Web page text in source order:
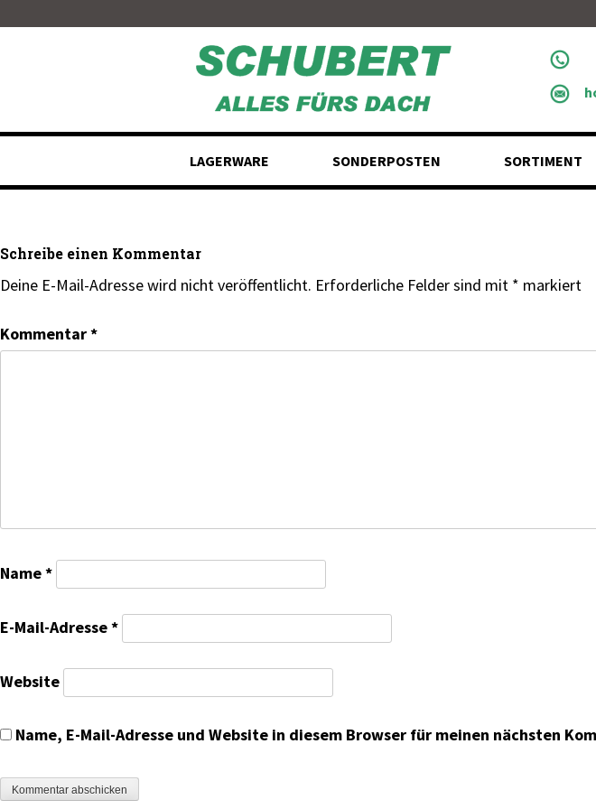
LAGERWARE SONDERPOSTEN SORTIMENT
Schreibe einen Kommentar
Deine E-Mail-Adresse wird nicht veröffentlicht. Erforderliche Felder sind mit * markiert
Kommentar*
Name*
E-Mail-Adresse*
Website
Name, E-Mail-Adresse und Website in diesem Browser für meinen nächsten